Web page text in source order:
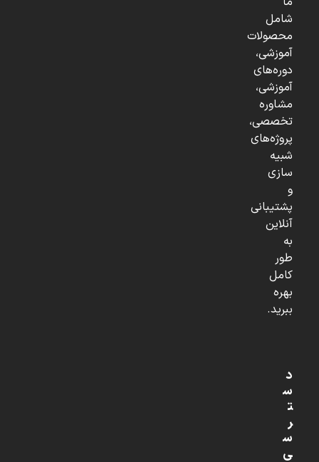
شامل
محصولات
آموزشی،
دوره‌های
آموزشی،
مشاوره
تخصصی،
پروژه‌های
شبیه
سازی
و
پشتیبانی
آنلاین
به
طور
کامل
بهره
ببرید.
د
س
ت
ر
س
ی